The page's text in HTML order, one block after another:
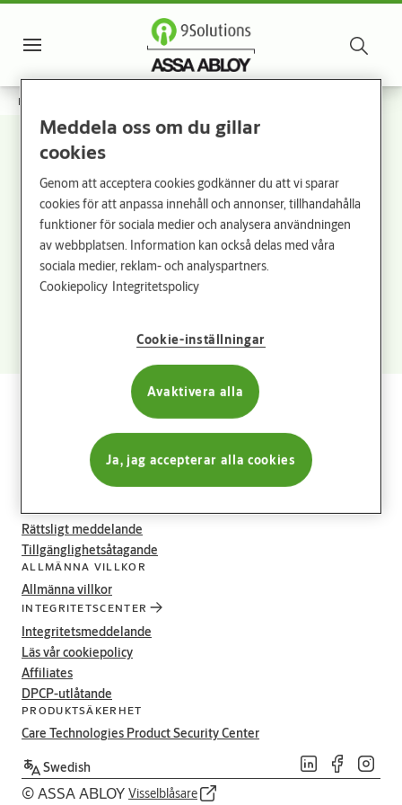
Gå till huvudinnehåll
Group
Karriär Extranet
Meny
Hem
Hemsjukvård
Filter
Sortera på
Extranet-support
Rättsligt meddelande
Tillgänglighetsåtagande
ALLMÄNNA VILLKOR
Allmänna villkor
INTEGRITETSCENTER
Integritetsmeddelande
Läs vår cookiepolicy
Affiliates
DPCP-utlåtande
PRODUKTSÄKERHET
Care Technologies Product Security Center
Swedish
© ASSA ABLOY Visselblåsare
Meddela oss om du gillar
cookies
Genom att acceptera cookies godkänner du att vi sparar
cookies för att anpassa innehåll och annonser, tillhandahålla
funktioner för sociala medier och analysera användningen
av webbplatsen. Information kan också delas med våra
sociala medier, reklam- och analyspartners.
Cookiepolicy Integritetspolicy
Cookie-inställningar
Avaktivera alla
Ja, jag accepterar alla cookies